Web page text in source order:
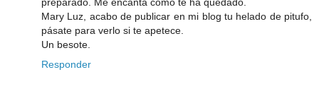
Mary Luz, acabo de publicar en mi blog tu helado de pitufo,
pásate para verlo si te apetece.
Un besote.
Responder